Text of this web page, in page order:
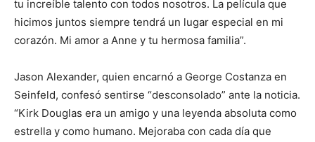
tu increíble talento con todos nosotros. La película que
hicimos juntos siempre tendrá un lugar especial en mi
corazón. Mi amor a Anne y tu hermosa familia”.
Jason Alexander, quien encarnó a George Costanza en
Seinfeld, confesó sentirse “desconsolado” ante la noticia.
“Kirk Douglas era un amigo y una leyenda absoluta como
estrella y como humano. Mejoraba con cada día que